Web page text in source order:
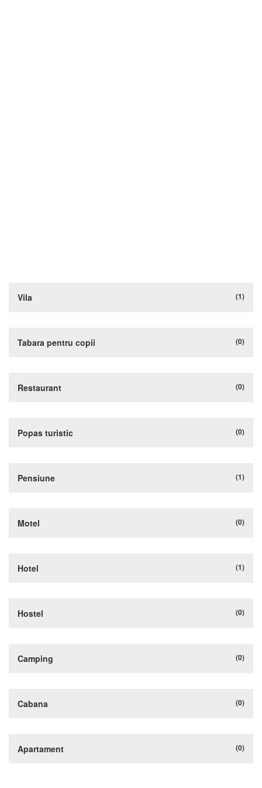
Vila (1)
Tabara pentru copii (0)
Restaurant (0)
Popas turistic (0)
Pensiune (1)
Motel (0)
Hotel (1)
Hostel (0)
Camping (0)
Cabana (0)
Apartament (0)